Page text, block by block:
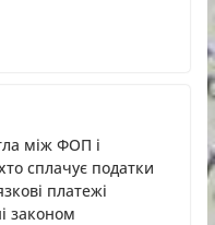
між ФОП і
сплачує податки
платежі
законом